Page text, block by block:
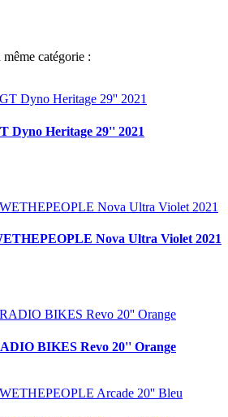
catégorie :
Dyno Heritage 29'' 2021
Nova Ultra Violet 2021
BIKES Revo 20'' Orange